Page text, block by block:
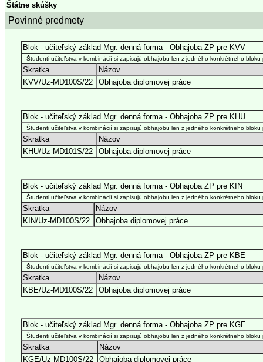
Štátne skúšky
Povinné predmety
Blok - učiteľský základ Mgr. denná forma - Obhajoba ZP pre KVV
Študenti učiteľstva v kombinácií si zapisujú obhajobu len z jedného konkrétneho
Skratka
Názov
KVV/Uz-MD100S/22
Obhajoba diplomovej práce
Blok - učiteľský základ Mgr. denná forma - Obhajoba ZP pre KHU
Študenti učiteľstva v kombinácií si zapisujú obhajobu len z jedného konkrétneho
Skratka
Názov
KHU/Uz-MD101S/22
Obhajoba diplomovej práce
Blok - učiteľský základ Mgr. denná forma - Obhajoba ZP pre KIN
Študenti učiteľstva v kombinácií si zapisujú obhajobu len z jedného konkrétneho
Skratka
Názov
KIN/Uz-MD100S/22
Obhajoba diplomovej práce
Blok - učiteľský základ Mgr. denná forma - Obhajoba ZP pre KBE
Študenti učiteľstva v kombinácií si zapisujú obhajobu len z jedného konkrétneho
Skratka
Názov
KBE/Uz-MD100S/22
Obhajoba diplomovej práce
Blok - učiteľský základ Mgr. denná forma - Obhajoba ZP pre KGE
Študenti učiteľstva v kombinácií si zapisujú obhajobu len z jedného konkrétneho
Skratka
Názov
KGE/Uz-MD100S/22
Obhajoba diplomovej práce